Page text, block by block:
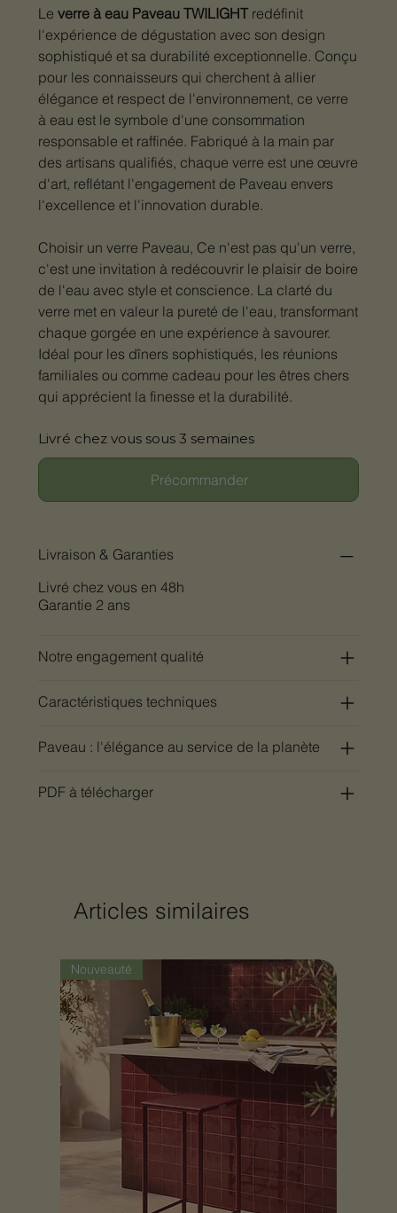
Le verre à eau Paveau TWILIGHTredéfinit
l'expérience de dégustation avec son design
sophistiqué et sa durabilité exceptionnelle. Conçu
pour les connaisseurs qui cherchent à allier
élégance et respect de l'environnement, ce verre
à eau est le symbole d'une consommation
responsable et raffinée. Fabriqué à la main par
des artisans qualifiés, chaque verre est une œuvre
d'art, reflétant l'engagement de Paveau envers
l'excellence et l'innovation durable.
Choisir un verre Paveau, Ce n'est pas qu'un verre,
c'est une invitation à redécouvrir le plaisir de boire
de l'eau avec style et conscience. La clarté du
verre met en valeur la pureté de l'eau, transformant
chaque gorgée en une expérience à savourer.
Idéal pour les dîners sophistiqués, les réunions
familiales ou comme cadeau pour les êtres chers
qui apprécient la finesse et la durabilité.
Livré chez vous sous 3 semaines
Précommander
Livraison & Garanties
Livré chez vous en 48h
Garantie 2 ans
Notre engagement qualité
Caractéristiques techniques
Paveau : l'élégance au service de la planète
PDF à télécharger
Articles similaires
Nouveauté